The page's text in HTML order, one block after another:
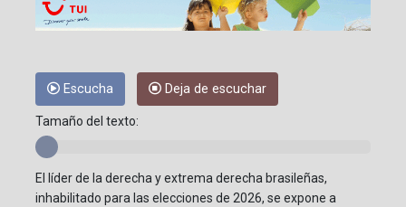
Escucha Deja de escuchar
Tamaño del texto:
El líder de la derecha y extrema derecha brasileñas,
inhabilitado para las elecciones de 2026, se expone a